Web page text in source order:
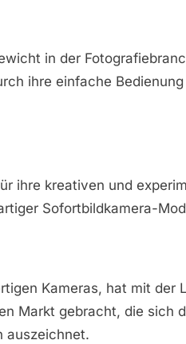
in der
ihre einfache
ihre kreativen und
Sofortbildkamera-
Kameras, hat mit der
Markt gebracht, die sich
auszeichnet.